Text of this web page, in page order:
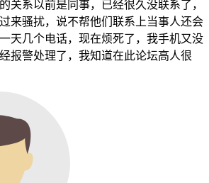
关系以前是同事，已经很久没联系了，
来骚扰，说不帮他们联系上当事人还会
天几个电话，现在烦死了，我手机又没
报警处理了，我知道在此论坛高人很